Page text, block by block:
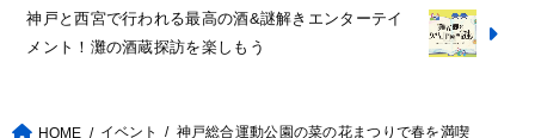
神戸と西宮で行われる最高の酒&謎解きエンターテイ
メント！灘の酒蔵探訪を楽しもう
HOME イベント 神戸総合運動公園の菜の花まつりで春を満喫